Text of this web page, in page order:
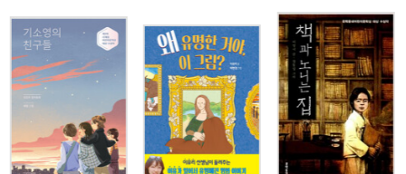
다. 누구라도 현재 가장 실험적이고 독자적인 영역을 확보한 동화작
가로 송미경을 꼽는 데 주저하지 않을 것이다. 어린이문학에 없는 미
답의 영역을 찾아 새로운 지형을 그려 놓은 그는 오직 아이들에게만
포섭된 이야기들로 어른 독자들까지 매혹시켰다. 이 책엔 거침없이
속말을 털어놓게 만드는 혀를 사거나(「혀를 사 왔지」) 느닷없이 고양
이 내외가 찾아와 너의 친부모라고 고백하거나(「나를 데리러 온 고양